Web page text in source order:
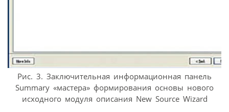
Рис. 3. Заключительная информационная панель
Summary «мастера» формирования основы нового
исходного модуля описания New Source Wizard